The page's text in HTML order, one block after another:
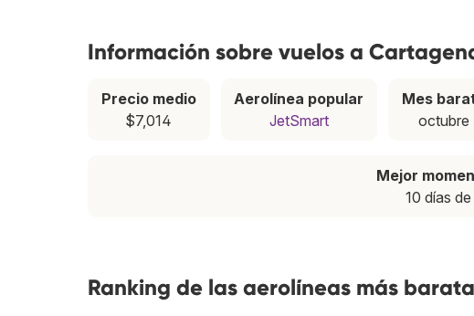
Información sobre vuelos a
Precio medio
$7,014
Aerolínea popular
JetSmart
Mes
octubre
Mejor
10 días
Ranking de las aerolíneas más